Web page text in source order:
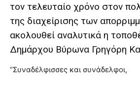
τον τελευταίο χρόνο στον
της διαχείρισης των
ακολουθεί αναλυτικά η
Δημάρχου Βύρωνα Γρηγόρη
“Συναδέλφισσες και συνάδελφοι,